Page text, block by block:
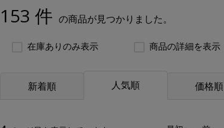
153 件 の商品が見つかりました。
在庫ありのみ表示 商品の詳細を表示
新着順 人気順 価格順